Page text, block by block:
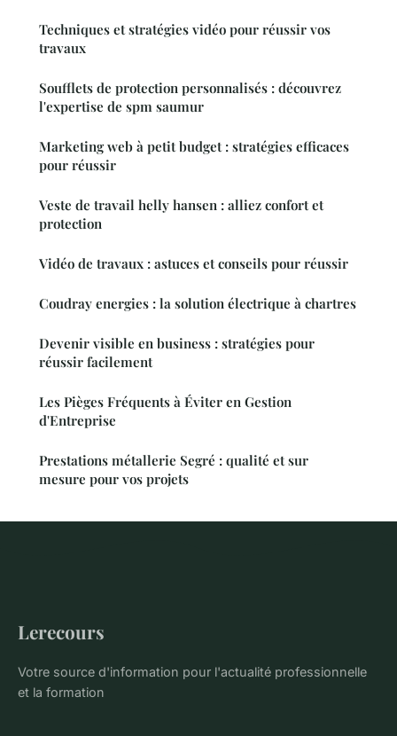
Techniques et stratégies vidéo pour réussir vos
travaux
Soufflets de protection personnalisés : découvrez
l'expertise de spm saumur
Marketing web à petit budget : stratégies efficaces
pour réussir
Veste de travail helly hansen : alliez confort et
protection
Vidéo de travaux : astuces et conseils pour réussir
Coudray energies : la solution électrique à chartres
Devenir visible en business : stratégies pour
réussir facilement
Les Pièges Fréquents à Éviter en Gestion
d'Entreprise
Prestations métallerie Segré : qualité et sur
mesure pour vos projets
Lerecours
Votre source d'information pour l'actualité professionnelle
et la formation